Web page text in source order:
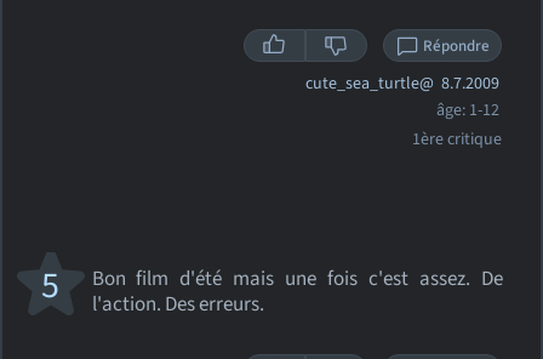
Répondre
cute_sea_turtle@ 8.7.2009
âge: 1-12
1ère critique
Bon film d'été mais une fois c'est assez. De
l'action. Des erreurs.
5